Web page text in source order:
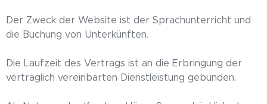
Der Zweck der Website ist der Sprachunterricht und
die Buchung von Unterkünften.
Die Laufzeit des Vertrags ist an die Erbringung der
vertraglich vereinbarten Dienstleistung gebunden.